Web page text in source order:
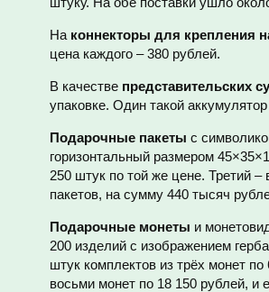
На коннекторы для крепления
цена каждого – 380 рублей.
В качестве представительских
упаковке. Один такой
Подарочные пакеты с
горизонтальный размером
250 штук по той же цене. Третий
пакетов, на сумму 440 тысяч
Подарочные монеты и
200 изделий с изображением
штук комплектов из трёх монет
восьми монет по 18 150 рублей, и